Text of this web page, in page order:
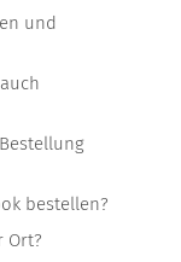
und
bestellen?
Ort?